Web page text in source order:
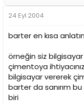
24 Eyl 2004
barter en kısa
örneğin siz
çimentoya
bilgisayar vererek
barter da sanırım
biri